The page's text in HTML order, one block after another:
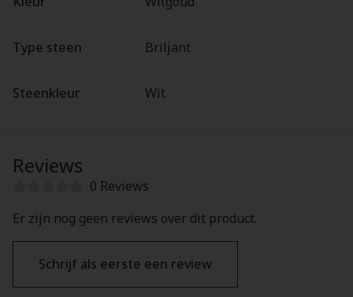
Type steen Briljant
Steenkleur Wit
Reviews
0 Reviews
Er zijn nog geen reviews over dit product.
Schrijf als eerste een review